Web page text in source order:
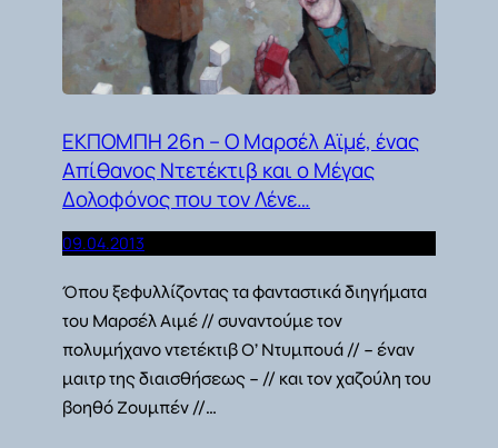
ΕΚΠΟΜΠΗ 26η – Ο Μαρσέλ Αϊμέ, ένας
Απίθανος Ντετέκτιβ και ο Μέγας
Δολοφόνος που τον Λένε…
09.04.2013
Όπου ξεφυλλίζοντας τα φανταστικά διηγήματα
του Μαρσέλ Αιμέ // συναντούμε τον
πολυμήχανο ντετέκτιβ Ο’ Ντυμπουά // – έναν
μαιτρ της διαισθήσεως – // και τον χαζούλη του
βοηθό Ζουμπέν //…